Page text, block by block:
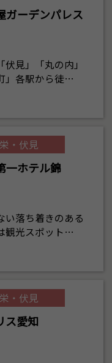
ガーデンパレス
見」「丸の内」
」各駅から徒…
栄・伏見
一ホテル錦
い落ち着きのある
観光スポット…
栄・伏見
ス愛知